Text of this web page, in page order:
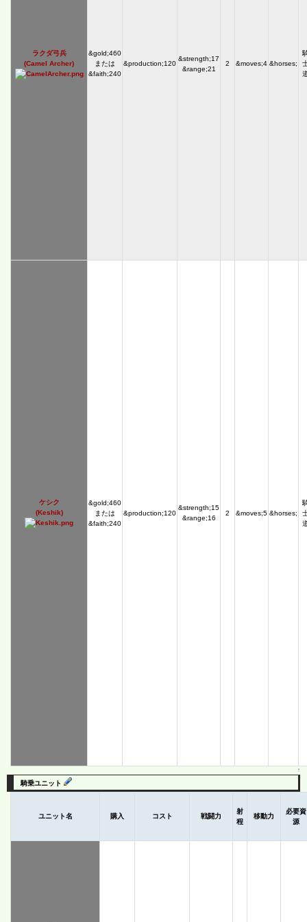
ラクダ弓兵
(Camel Archer)
&gold;460
または
&faith;240
&production;120
&strength;17
&range;21
2 &moves;4 &horses;
ケシク
(Keshik)
&gold;460
または
&faith;240
&production;120
&strength;15
&range;16
2 &moves;5 &horses;
↑
騎乗ユニット
ユニット名 購入 コスト 戦闘力
射
程
移動力
必要資
源